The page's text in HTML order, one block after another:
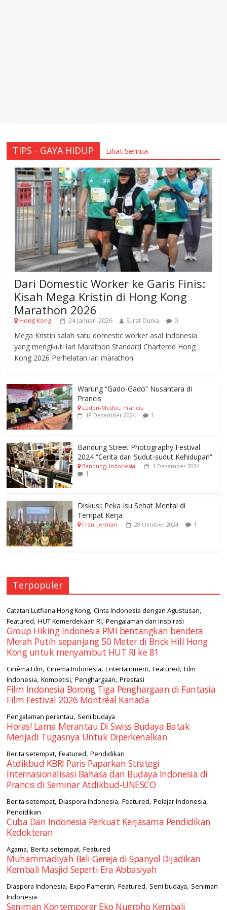
TIPS - GAYA HIDUP Lihat Semua
Dari Domestic Worker ke Garis Finis:
Kisah Mega Kristin di Hong Kong
Marathon 2026
Hong Kong 24 Januari 2026 Surat Dunia 0
Mega Kristin salah satu domestic worker asal Indonesia
yang mengikuti lari Marathon Standard Chartered Hong
Kong 2026 Perhelatan lari marathon
Warung “Gado-Gado” Nusantara di
Prancis
Ludon-Médoc, Prancis
18 Desember 2024
1
Bandung Street Photography Festival
2024 “Cerita dari Sudut-sudut Kehidupan”
Bandung, Indonesia 1 Desember 2024
1
Diskusi: Peka Isu Sehat Mental di
Tempat Kerja
Fran, Jerman 28 Oktober 2024 1
Terpopuler
Catatan Lutfiana Hong Kong,Cinta Indonesia dengan Agustusan,
Featured,HUT Kemerdekaan RI,Pengalaman dan Inspirasi
Group Hiking Indonesia PMI bentangkan bendera
Merah Putih sepanjang 50 Meter di Brick Hill Hong
Kong untuk menyambut HUT RI ke 81
Cinéma Film,Cinema Indonesia,Entertainment,Featured,Film
Indonesia,Kompetisi,Penghargaan,Prestasi
Film Indonesia Borong Tiga Penghargaan di Fantasia
Film Festival 2026 Montréal Kanada
Pengalaman perantau, Seni budaya
Horas! Lama Merantau Di Swiss Budaya Batak
Menjadi Tugasnya Untuk Diperkenalkan
Berita setempat,Featured,Pendidikan
Atdikbud KBRI Paris Paparkan Strategi
Internasionalisasi Bahasa dan Budaya Indonesia di
Prancis di Seminar Atdikbud-UNESCO
Berita setempat,Diaspora Indonesia,Featured,Pelajar Indonesia,
Pendidikan
Cuba Dan Indonesia Perkuat Kerjasama Pendidikan
Kedokteran
Agama,Berita setempat,Featured
Muhammadiyah Beli Gereja di Spanyol Dijadikan
Kembali Masjid Seperti Era Abbasiyah
Diaspora Indonesia,Expo Pameran,Featured, Seni budaya, Seniman
Indonesia
Seniman Kontemporer Eko Nugroho Kembali